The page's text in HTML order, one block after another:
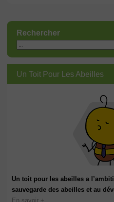
Rechercher
Un Toit Pour Les Abeilles
Un toit pour les abeilles a
sauvegarde des abeilles et au
En savoir +